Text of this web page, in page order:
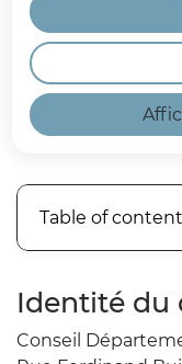
Table of
Identité du
Conseil